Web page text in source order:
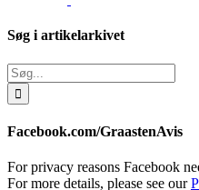
Søg i artikelarkivet
Søg
efter:
Facebook.com/GraastenAvis
For privacy reasons Facebook
For more details, please see our